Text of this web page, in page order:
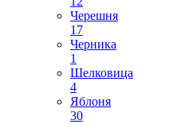
Черешня
17
Черника
1
Шелковица
4
Яблоня
30